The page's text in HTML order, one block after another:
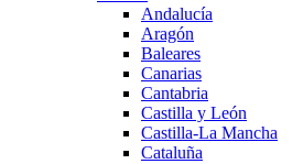
Andalucía
Aragón
Baleares
Canarias
Cantabria
Castilla y León
Castilla-La Mancha
Cataluña